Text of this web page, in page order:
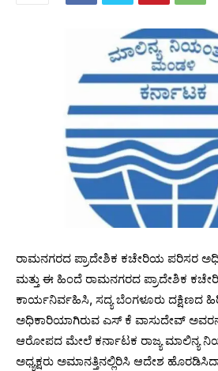
ರಾಮನಗರದ ಪ್ರಾದೇಶಿಕ ಕಚೇರಿಯ ಪರಿಸರ
ಮತ್ತು ಈ ಹಿಂದೆ ರಾಮನಗರದ ಪ್ರಾದೇಶಿಕ
ಕಾರ್ಯನಿರ್ವಹಿಸಿ, ಸದ್ಯ ಬೆಂಗಳೂರು ದಕ್ಷಿಣದ
ಅಧಿಕಾರಿಯಾಗಿರುವ ಎಸ್‌ ಕೆ ವಾಸುದೇವ್‌
ಆರೋಪದ ಮೇಲೆ ಕರ್ನಾಟಕ ರಾಜ್ಯ ಮಾಲಿನ್ಯ
ಅಧ್ಯಕ್ಷರು ಅಮಾನತ್ತಿನಲ್ಲಿರಿಸಿ ಆದೇಶ